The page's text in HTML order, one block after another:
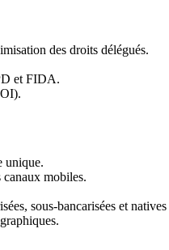
des droits délégués.
et FIDA.
unique.
canaux mobiles.
sous-bancarisées et